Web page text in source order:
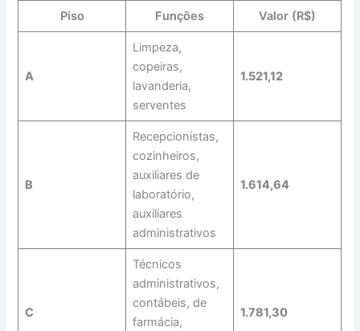
Piso Funções Valor (R$)
A
Limpeza,
copeiras,
lavanderia,
serventes
1.521,12
B
Recepcionistas,
cozinheiros,
auxiliares de
laboratório,
auxiliares
administrativos
1.614,64
C
Técnicos
administrativos,
contábeis, de
farmácia,
1.781,30